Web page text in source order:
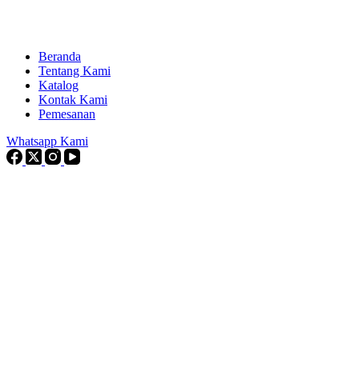
Beranda
Tentang Kami
Katalog
Kontak Kami
Pemesanan
Whatsapp Kami